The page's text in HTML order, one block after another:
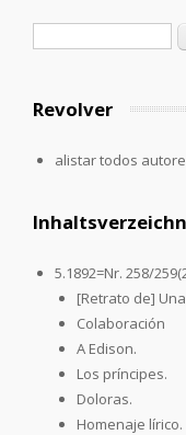
Formulario de
Revolver
alistar todos
5.1892=Nr. 258/
[Retrato de]
Colaboración
A Edison.
Los príncipes.
Doloras.
Homenaje lírico.